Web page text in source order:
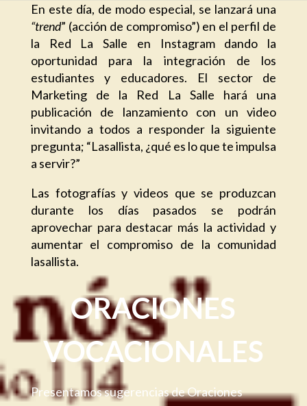
En este día, de modo especial, se lanzará una
“trend” (acción de compromiso”) en el perfil de
la Red La Salle en Instagram dando la
oportunidad para la integración de los
estudiantes y educadores. El sector de
Marketing de la Red La Salle hará una
publicación de lanzamiento con un video
invitando a todos a responder la siguiente
pregunta; “Lasallista, ¿qué es lo que te impulsa
a servir?”
Las fotografías y videos que se produzcan
durante los días pasados se podrán
aprovechar para destacar más la actividad y
aumentar el compromiso de la comunidad
lasallista.
ORACIONES
VOCACIONALES
Presentamos sugerencias de Oraciones